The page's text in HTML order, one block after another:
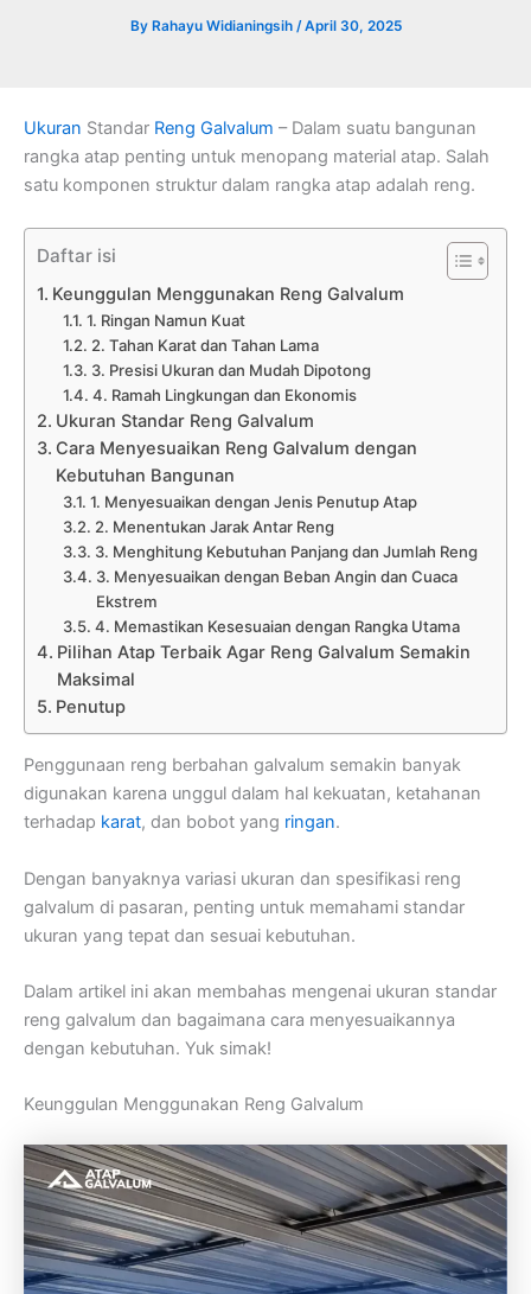
By Rahayu Widianingsih /April 30, 2025
Ukuran Standar Reng Galvalum – Dalam suatu bangunan
rangka atap penting untuk menopang material atap. Salah
satu komponen struktur dalam rangka atap adalah reng.
Daftar isi
Keunggulan Menggunakan Reng Galvalum
1. Ringan Namun Kuat
2. Tahan Karat dan Tahan Lama
3. Presisi Ukuran dan Mudah Dipotong
4. Ramah Lingkungan dan Ekonomis
Ukuran Standar Reng Galvalum
Cara Menyesuaikan Reng Galvalum dengan
Kebutuhan Bangunan
1. Menyesuaikan dengan Jenis Penutup Atap
2. Menentukan Jarak Antar Reng
3. Menghitung Kebutuhan Panjang dan Jumlah Reng
3. Menyesuaikan dengan Beban Angin dan Cuaca
Ekstrem
4. Memastikan Kesesuaian dengan Rangka Utama
Pilihan Atap Terbaik Agar Reng Galvalum Semakin
Maksimal
Penutup
Penggunaan reng berbahan galvalum semakin banyak
digunakan karena unggul dalam hal kekuatan, ketahanan
terhadap karat, dan bobot yang ringan.
Dengan banyaknya variasi ukuran dan spesifikasi reng
galvalum di pasaran, penting untuk memahami standar
ukuran yang tepat dan sesuai kebutuhan.
Dalam artikel ini akan membahas mengenai ukuran standar
reng galvalum dan bagaimana cara menyesuaikannya
dengan kebutuhan. Yuk simak!
Keunggulan Menggunakan Reng Galvalum